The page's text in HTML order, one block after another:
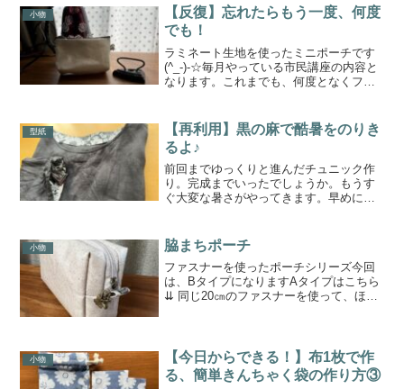
いてはこちらから⇊準備まずは表地と裏
地を用意しますそれぞれに...
小物
【反復】忘れたらもう一度、何度
でも！
ラミネート生地を使ったミニポーチです
(^_-)-☆毎月やっている市民講座の内容と
なります。これまでも、何度となくファ
ありません・・・ほんとに(´-ω-`)どうして
忘れて...
型紙
【再利用】黒の麻で酷暑をのりき
るよ♪
前回までゆっくりと進んだチュニック作
り。完成までいったでしょうか。もうす
ぐ大変な暑さがやってきます。早めに仕
は、がり子の出産で、自分のことはさて
おきにな...
小物 脇まちポーチ
ファスナーを使ったポーチシリーズ今回
は、BタイプになりますAタイプはこちら
⇊ 同じ20㎝のファスナーを使って、ほぼ
化が楽しめます 斜...
小物
【今日からできる！】布1枚で作
る、簡単きんちゃく袋の作り方③